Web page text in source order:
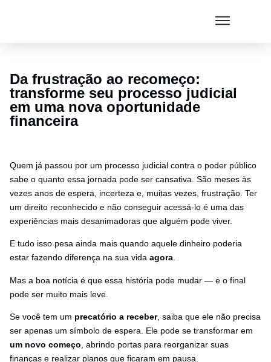
Da frustração ao recomeço:
transforme seu processo judicial
em uma nova oportunidade
financeira
Quem já passou por um processo judicial contra o poder público
sabe o quanto essa jornada pode ser cansativa. São meses às
vezes anos de espera, incerteza e, muitas vezes, frustração. Ter
um direito reconhecido e não conseguir acessá-lo é uma das
experiências mais desanimadoras que alguém pode viver.
E tudo isso pesa ainda mais quando aquele dinheiro poderia
estar fazendo diferença na sua vida agora.
Mas a boa notícia é que essa história pode mudar — e o final
pode ser muito mais leve.
Se você tem um precatório a receber, saiba que ele não precisa
ser apenas um símbolo de espera. Ele pode se transformar em
um novo começo , abrindo portas para reorganizar suas
finanças e realizar planos que ficaram em pausa.